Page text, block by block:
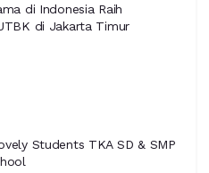
di Indonesia Raih
di Jakarta Timur
Students TKA SD & SMP